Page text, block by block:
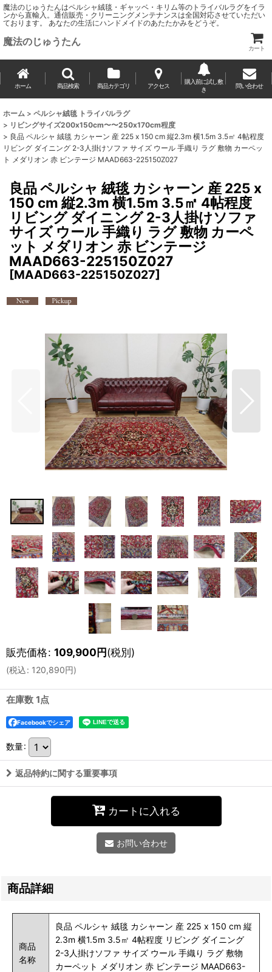
魔法のじゅうたんはペルシャ絨毯・ギャッベ・キリム等のトライバルラグをイラ
ンから直輸入。通信販売・クリーニングメンテナンスは全国対応させていただい
ております。 あなたの生活にハンドメイドのあたたかみをどうぞ。
魔法のじゅうたん
カート
ホーム 商品検索 商品カテゴリ アクセス
購入前に試し敷
き
問い合わせ
ホーム > ペルシャ絨毯 トライバルラグ
> リビングサイズ200x150cm〜〜250x170cm程度
> 良品 ペルシャ 絨毯 カシャーン 産 225 x 150 cm 縦2.3m 横1.5m 3.5㎡ 4帖程度
リビング ダイニング 2-3人掛けソファ サイズ ウール 手織り ラグ 敷物 カーペッ
ト メダリオン 赤 ビンテージ MAAD663-225150Z027
良品 ペルシャ 絨毯 カシャーン 産 225 x
150 cm 縦2.3m 横1.5m 3.5㎡ 4帖程度
リビング ダイニング 2-3人掛けソファ
サイズ ウール 手織り ラグ 敷物 カーペ
ット メダリオン 赤 ビンテージ
MAAD663-225150Z027
[MAAD663-225150Z027]
販売価格: 109,900円(税別)
(税込: 120,890円)
在庫数 1点
Facebookでシェア
数量:
返品特約に関する重要事項
カートに入れる
お問い合わせ
商品詳細
商品
名称
良品 ペルシャ 絨毯 カシャーン 産 225 x 150 cm 縦
2.3m 横1.5m 3.5㎡ 4帖程度 リビング ダイニング
2-3人掛けソファ サイズ ウール 手織り ラグ 敷物
カーペット メダリオン 赤 ビンテージ MAAD663-